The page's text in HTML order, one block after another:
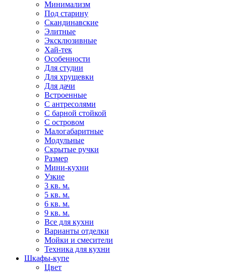
Минимализм
Под старину
Скандинавские
Элитные
Эксклюзивные
Хай-тек
Особенности
Для студии
Для хрущевки
Для дачи
Встроенные
С антресолями
С барной стойкой
С островом
Малогабаритные
Модульные
Скрытые ручки
Размер
Мини-кухни
Узкие
3 кв. м.
5 кв. м.
6 кв. м.
9 кв. м.
Все для кухни
Варианты отделки
Мойки и смесители
Техника для кухни
Шкафы-купе
Цвет